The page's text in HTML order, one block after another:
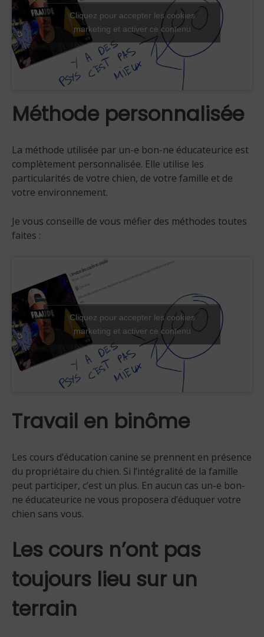
Cliquez pour accepter les cookies
marketing et activer ce contenu
Méthode personnalisée
La méthode utilisée par un-e bon-ne éducateurice est
complètement personnalisée. Elle utilise les
particularités de votre chien, de votre famille et de
votre environnement.
Je vous conseille de vous méfier des méthodes toutes
faites :
Cliquez pour accepter les cookies
marketing et activer ce contenu
Travail en binôme
Les cours d’éducation canine se prennent en présence
du propriétaire du chien. Si l’intégralité de la famille
peut participer, c’est un plus. En aucun cas un-e bon-
ne éducateurice ne vous proposera d’éduquer votre
chien sans vous.
Les cours n’ont pas
toujours lieu sur un
terrain